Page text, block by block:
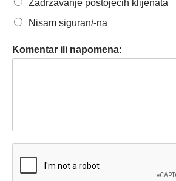
Zadržavanje postojećih klijenata
Nisam siguran/-na
Komentar ili napomena: